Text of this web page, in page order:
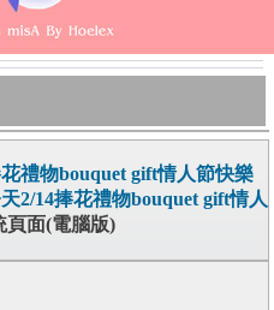
禮物bouquet gift情人節快樂
2/14捧花禮物bouquet gift情人
頁面(電腦版)